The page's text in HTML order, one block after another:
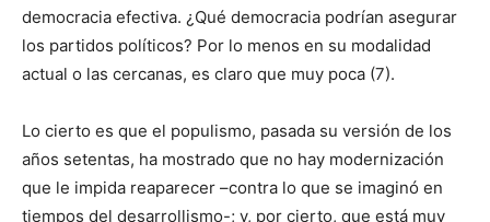
democracia efectiva. ¿Qué democracia podrían asegurar
los partidos políticos? Por lo menos en su modalidad
actual o las cercanas, es claro que muy poca (7).
Lo cierto es que el populismo, pasada su versión de los
años setentas, ha mostrado que no hay modernización
que le impida reaparecer –contra lo que se imaginó en
tiempos del desarrollismo-; y, por cierto, que está muy